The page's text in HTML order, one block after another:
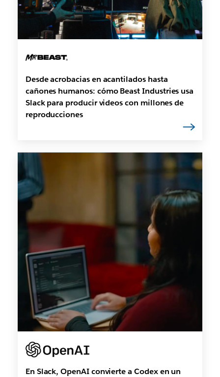
Desde acrobacias en acantilados hasta
cañones humanos: cómo Beast Industries usa
Slack para producir videos con millones de
reproducciones
En Slack, OpenAI convierte a Codex en un